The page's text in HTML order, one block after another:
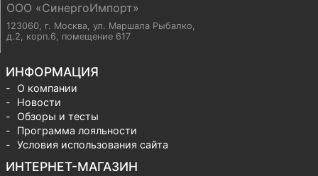
ООО «СинергоИмпорт»
123060, г. Москва, ул. Маршала Рыбалко,
д.2, корп.6, помещение 617
ИНФОРМАЦИЯ
О компании
Новости
Обзоры и тесты
Программа лояльности
Условия использования сайта
ИНТЕРНЕТ-МАГАЗИН